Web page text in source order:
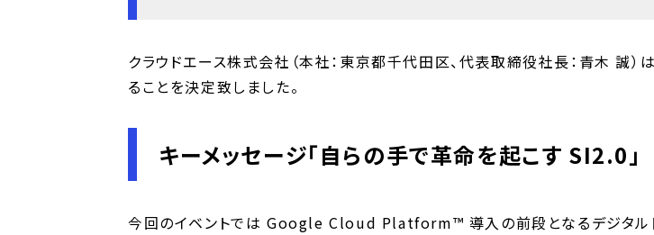
クラウドエース株式会社（本社：東京都千代田区、代表取締役社長：青木 誠
ることを決定致しました。
キーメッセージ「自らの手で革命を起こす SI2.0」
今回のイベントでは Google Cloud Platform™ 導入の前段となるデジタルト